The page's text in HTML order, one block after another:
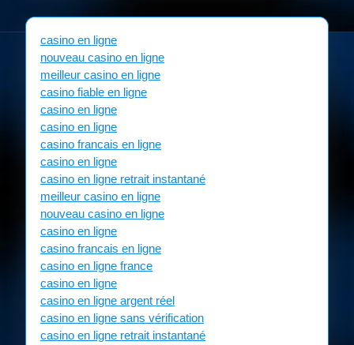
casino en ligne
nouveau casino en ligne
meilleur casino en ligne
casino fiable en ligne
casino en ligne
casino en ligne
casino francais en ligne
casino en ligne
casino en ligne retrait instantané
meilleur casino en ligne
nouveau casino en ligne
casino en ligne
casino francais en ligne
casino en ligne france
casino en ligne
casino en ligne argent réel
casino en ligne sans vérification
casino en ligne retrait instantané